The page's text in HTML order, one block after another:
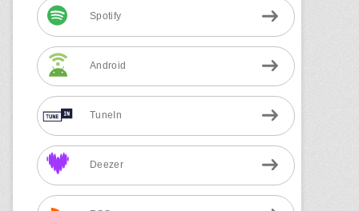
Spotify
Android
TuneIn
Deezer